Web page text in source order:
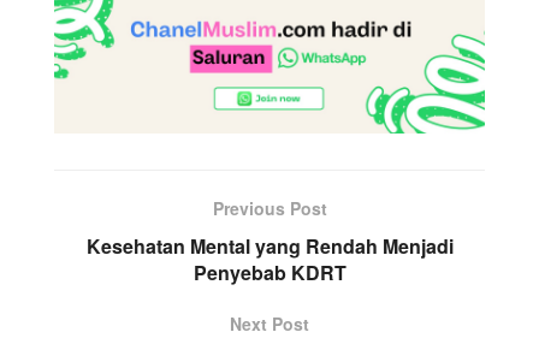
Previous Post
Kesehatan Mental yang Rendah Menjadi
Penyebab KDRT
Next Post